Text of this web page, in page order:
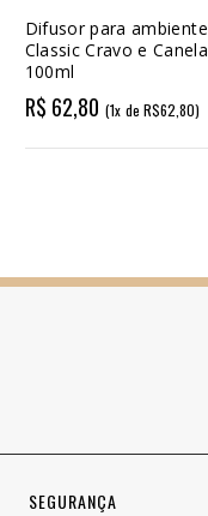
Difusor para ambiente
Classic Cravo e Canela
100ml
R$ 62,80 (1x de R$62,80)
SEGURANÇA